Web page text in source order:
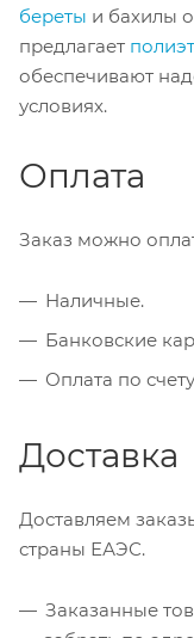
береты и бахилы
предлагает
обеспечивают
условиях.
Оплата
Заказ можно
Наличные.
Банковские
Оплата по
Доставка
Доставляем
страны ЕАЭС.
Заказанные